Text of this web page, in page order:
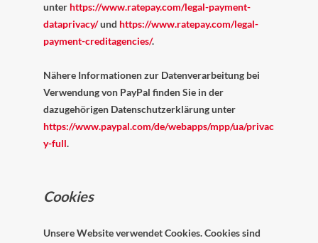
unter https://www.ratepay.com/legal-payment-
dataprivacy/und https://www.ratepay.com/legal-
payment-creditagencies/.
Nähere Informationen zur Datenverarbeitung bei
Verwendung von PayPal finden Sie in der
dazugehörigen Datenschutzerklärung unter
https://www.paypal.com/de/webapps/mpp/ua/privac
y-full.
Cookies
Unsere Website verwendet Cookies. Cookies sind